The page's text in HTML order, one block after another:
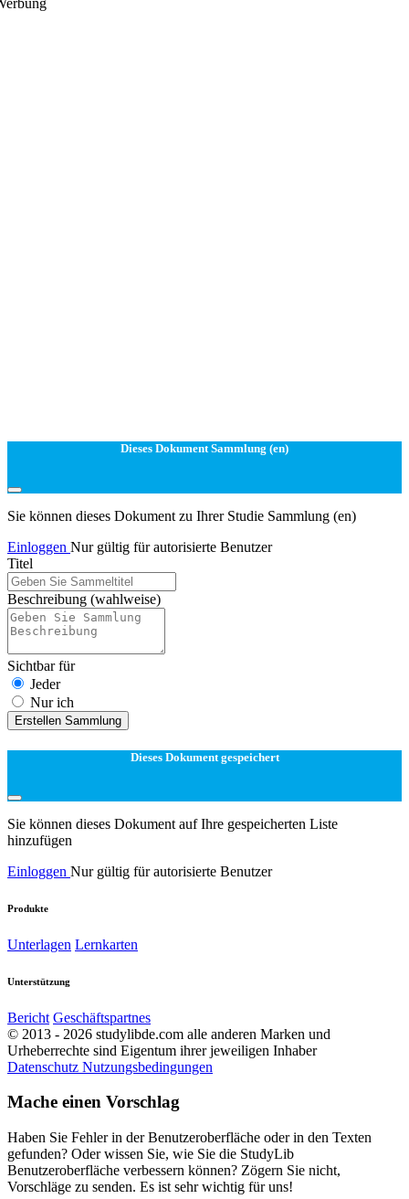
Dieses Dokument Sammlung (en)
Sie können dieses Dokument zu Ihrer Studie Sammlung (en)
Einloggen Nur gültig für autorisierte Benutzer
Titel
Beschreibung (wahlweise)
Sichtbar für
Jeder
Nur ich
Erstellen Sammlung
Dieses Dokument gespeichert
Sie können dieses Dokument auf Ihre gespeicherten Liste
hinzufügen
Einloggen Nur gültig für autorisierte Benutzer
Produkte
Unterlagen Lernkarten
Unterstützung
Bericht Geschäftspartnes
© 2013 - 2026 studylibde.com alle anderen Marken und
Urheberrechte sind Eigentum ihrer jeweiligen Inhaber
Datenschutz Nutzungsbedingungen
Mache einen Vorschlag
Haben Sie Fehler in der Benutzeroberfläche oder in den Texten
gefunden? Oder wissen Sie, wie Sie die StudyLib
Benutzeroberfläche verbessern können? Zögern Sie nicht,
Vorschläge zu senden. Es ist sehr wichtig für uns!